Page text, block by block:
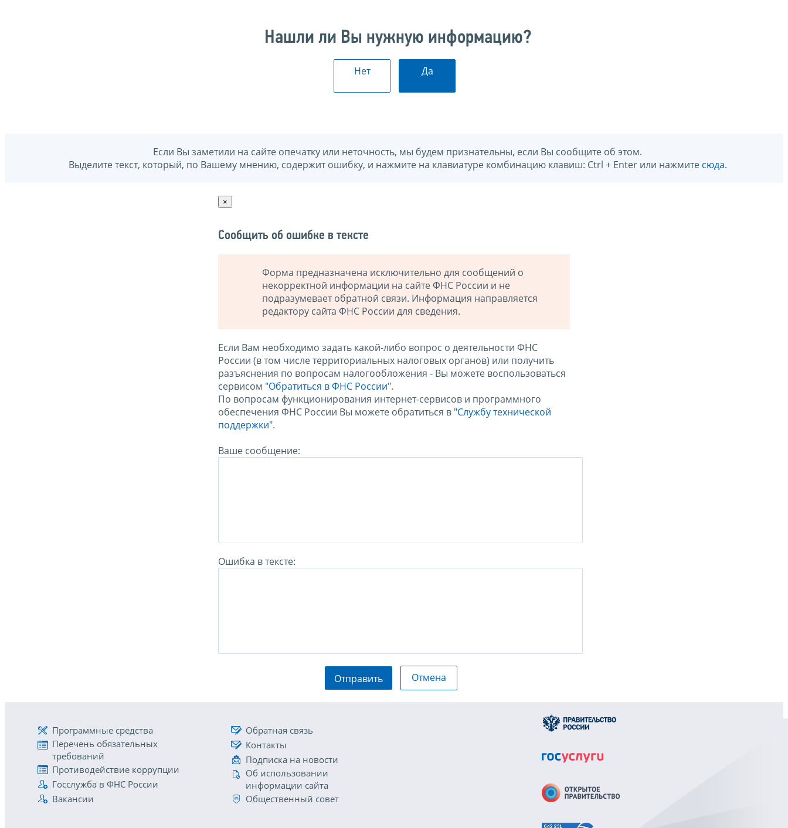
Нашли ли Вы нужную информацию?
Нет Да
Если Вы заметили на сайте опечатку или неточность, мы будем признательны, если Вы сообщите об этом.
Выделите текст, который, по Вашему мнению, содержит ошибку, и нажмите на клавиатуре комбинацию клавиш: Ctrl + Enter или нажмите сюда.
×
Сообщить об ошибке в тексте
Форма предназначена исключительно для сообщений о
некорректной информации на сайте ФНС России и не
подразумевает обратной связи. Информация направляется
редактору сайта ФНС России для сведения.
Если Вам необходимо задать какой-либо вопрос о деятельности ФНС
России (в том числе территориальных налоговых органов) или получить
разъяснения по вопросам налогообложения - Вы можете воспользоваться
сервисом "Обратиться в ФНС России".
По вопросам функционирования интернет-сервисов и программного
обеспечения ФНС России Вы можете обратиться в "Службу технической
поддержки".
Ваше сообщение:
Ошибка в тексте:
Отправить Отмена
Программные средства
Перечень обязательных
требований
Противодействие коррупции
Госслужба в ФНС России
Вакансии
Обратная связь
Контакты
Подписка на новости
Об использовании
информации сайта
Общественный совет